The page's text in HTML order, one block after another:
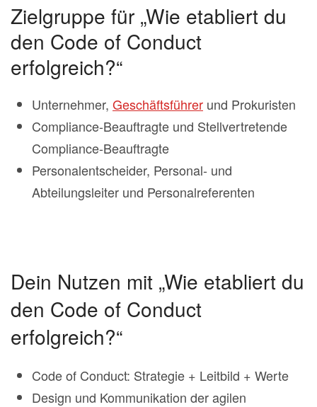
Zielgruppe für „Wie etabliert du
den Code of Conduct
erfolgreich?“
Unternehmer, Geschäftsführer und Prokuristen
Compliance-Beauftragte und Stellvertretende
Compliance-Beauftragte
Personalentscheider, Personal- und
Abteilungsleiter und Personalreferenten
Dein Nutzen mit „Wie etabliert du
den Code of Conduct
erfolgreich?“
Code of Conduct: Strategie + Leitbild + Werte
Design und Kommunikation der agilen